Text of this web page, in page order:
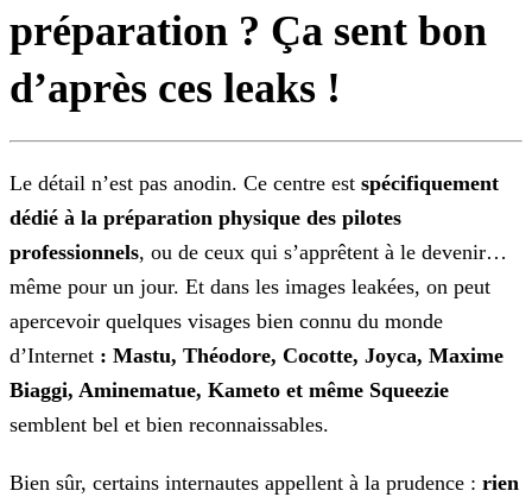
préparation ? Ça sent bon
d’après ces leaks !
Le détail n’est pas anodin. Ce centre est spécifiquement
dédié à la préparation physique des pilotes
professionnels, ou de ceux qui s’apprêtent à le devenir…
même pour un jour. Et dans les images leakées, on peut
apercevoir quelques visages bien connu du monde
d’Internet : Mastu, Théodore, Cocotte, Joyca, Maxime
Biaggi, Aminematue, Kameto et même Squeezie
semblent bel et bien reconnaissables.
Bien sûr, certains internautes appellent à la prudence : rien